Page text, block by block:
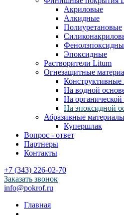
Акриловые
Алкидные
Полиуретановые
Эпоксидные
Растворители Litum
Огнезащитные
Конструктивные
На водной
На органической
На эпоксидной
Абразивные материалы
Купершлак
Вопрос - ответ
Партнеры
Контакты
+7 (343) 226-02-70
Заказать звонок
info@pokrof.ru
Главная